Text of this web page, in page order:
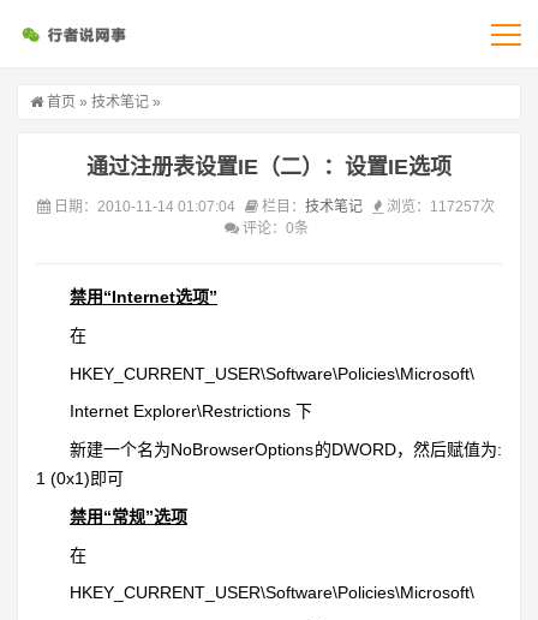
首页 » 技术笔记 »
通过注册表设置IE（二）：设置IE选项
日期：2010-11-14 01:07:04 栏目： 技术笔记
浏览：117257次
评论：0条
禁用“Internet选项”
在
HKEY_CURRENT_USER\Software\Policies\Microsoft\
Internet Explorer\Restrictions 下
新建一个名为NoBrowserOptions的DWORD，然后赋值为:
1 (0x1)即可
禁用“常规”选项
在
HKEY_CURRENT_USER\Software\Policies\Microsoft\